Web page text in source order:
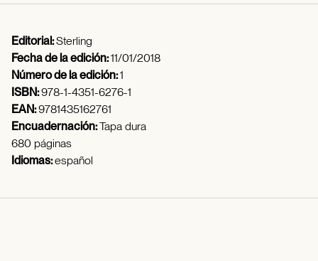
Editorial:Sterling
Fecha de la edición:11/01/2018
Número de la edición:1
ISBN:978-1-4351-6276-1
EAN:9781435162761
Encuadernación:Tapa dura
680 páginas
Idiomas:español